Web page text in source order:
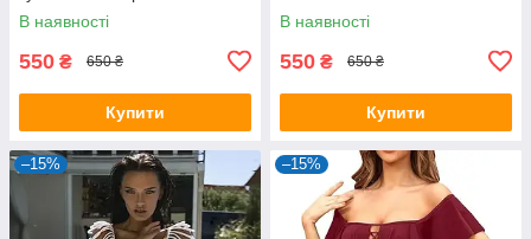
В наявності
550 ₴ 650 ₴
Купити
В наявності
550 ₴ 650 ₴
Купити
–15% –15%